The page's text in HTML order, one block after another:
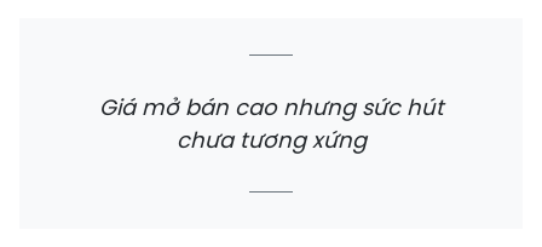
Giá mở bán cao nhưng sức hút
chưa tương xứng